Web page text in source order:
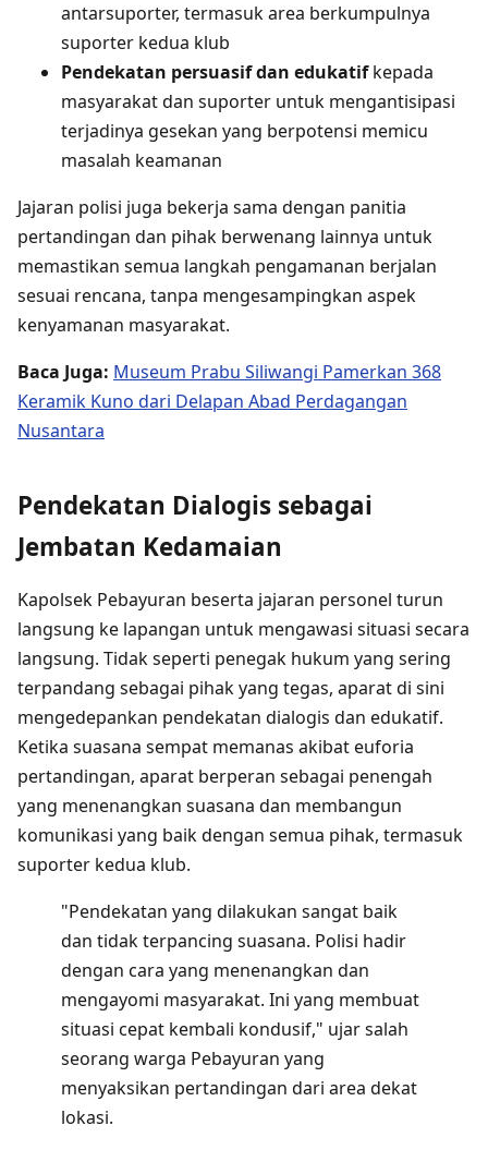
antarsuporter, termasuk area berkumpulnya
suporter kedua klub
Pendekatan persuasif dan edukatifkepada
masyarakat dan suporter untuk mengantisipasi
terjadinya gesekan yang berpotensi memicu
masalah keamanan
Jajaran polisi juga bekerja sama dengan panitia
pertandingan dan pihak berwenang lainnya untuk
memastikan semua langkah pengamanan berjalan
sesuai rencana, tanpa mengesampingkan aspek
kenyamanan masyarakat.
Baca Juga: Museum Prabu Siliwangi Pamerkan 368
Keramik Kuno dari Delapan Abad Perdagangan
Nusantara
Pendekatan Dialogis sebagai
Jembatan Kedamaian
Kapolsek Pebayuran beserta jajaran personel turun
langsung ke lapangan untuk mengawasi situasi secara
langsung. Tidak seperti penegak hukum yang sering
terpandang sebagai pihak yang tegas, aparat di sini
mengedepankan pendekatan dialogis dan edukatif.
Ketika suasana sempat memanas akibat euforia
pertandingan, aparat berperan sebagai penengah
yang menenangkan suasana dan membangun
komunikasi yang baik dengan semua pihak, termasuk
suporter kedua klub.
"Pendekatan yang dilakukan sangat baik
dan tidak terpancing suasana. Polisi hadir
dengan cara yang menenangkan dan
mengayomi masyarakat. Ini yang membuat
situasi cepat kembali kondusif," ujar salah
seorang warga Pebayuran yang
menyaksikan pertandingan dari area dekat
lokasi.